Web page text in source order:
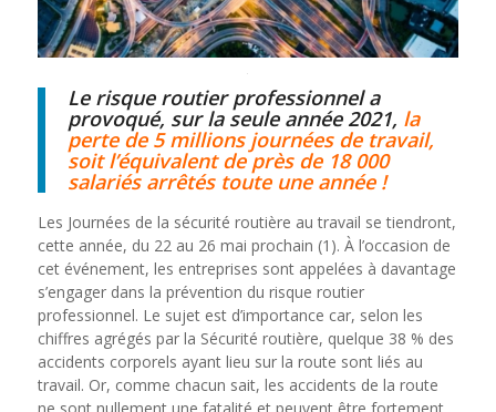
Le risque routier professionnel a
provoqué, sur la seule année 2021, la
perte de 5 millions journées de travail,
soit l’équivalent de près de 18 000
salariés arrêtés toute une année !
Les Journées de la sécurité routière au travail se tiendront,
cette année, du 22 au 26 mai prochain (1). À l’occasion de
cet événement, les entreprises sont appelées à davantage
s’engager dans la prévention du risque routier
professionnel. Le sujet est d’importance car, selon les
chiffres agrégés par la Sécurité routière, quelque 38 % des
accidents corporels ayant lieu sur la route sont liés au
travail. Or, comme chacun sait, les accidents de la route